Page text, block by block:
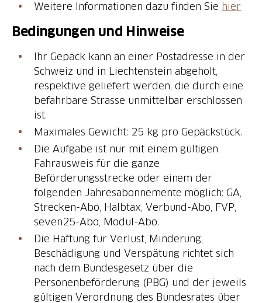
Weitere Informationen dazu finden Sie hier
Bedingungen und Hinweise
Ihr Gepäck kann an einer Postadresse in der
Schweiz und in Liechtenstein abgeholt,
respektive geliefert werden, die durch eine
befahrbare Strasse unmittelbar erschlossen
ist.
Maximales Gewicht: 25 kg pro Gepäckstück.
Die Aufgabe ist nur mit einem gültigen
Fahrausweis für die ganze
Beförderungsstrecke oder einem der
folgenden Jahresabonnemente möglich: GA,
Strecken-Abo, Halbtax, Verbund-Abo, FVP,
seven25-Abo, Modul-Abo.
Die Haftung für Verlust, Minderung,
Beschädigung und Verspätung richtet sich
nach dem Bundesgesetz über die
Personenbeförderung (PBG) und der jeweils
gültigen Verordnung des Bundesrates über